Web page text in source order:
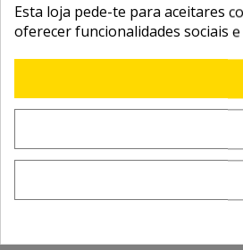
Esta loja pede-te para aceitares
oferecer funcionalidades sociais